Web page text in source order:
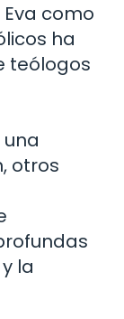
como
ha
teólogos
otros
la